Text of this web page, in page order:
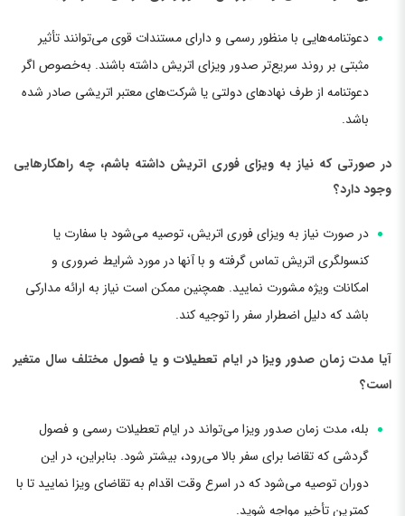
دعوتنامه‌هایی با منظور رسمی و دارای مستندات قوی می‌توانند تأثیر
مثبتی بر روند سریع‌تر صدور ویزای اتریش داشته باشند. به‌خصوص اگر
دعوتنامه از طرف نهادهای دولتی یا شرکت‌های معتبر اتریشی صادر شده
باشد.
در صورتی که نیاز به ویزای فوری اتریش داشته باشم، چه راهکارهایی
وجود دارد؟
در صورت نیاز به ویزای فوری اتریش، توصیه می‌شود با سفارت یا
کنسولگری اتریش تماس گرفته و با آنها در مورد شرایط ضروری و
امکانات ویژه مشورت نمایید. همچنین ممکن است نیاز به ارائه مدارکی
باشد که دلیل اضطرار سفر را توجیه کند.
آیا مدت زمان صدور ویزا در ایام تعطیلات و یا فصول مختلف سال متغیر
است؟
بله، مدت زمان صدور ویزا می‌تواند در ایام تعطیلات رسمی و فصول
گردشی که تقاضا برای سفر بالا می‌رود، بیشتر شود. بنابراین، در این
دوران توصیه می‌شود که در اسرع وقت اقدام به تقاضای ویزا نمایید تا با
کمترین تأخیر مواجه شوید.